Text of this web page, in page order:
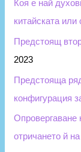
Коя е най
китайската
Предстоящ
2023
Предстояща
конфигурация
Опровергаване
отричането й